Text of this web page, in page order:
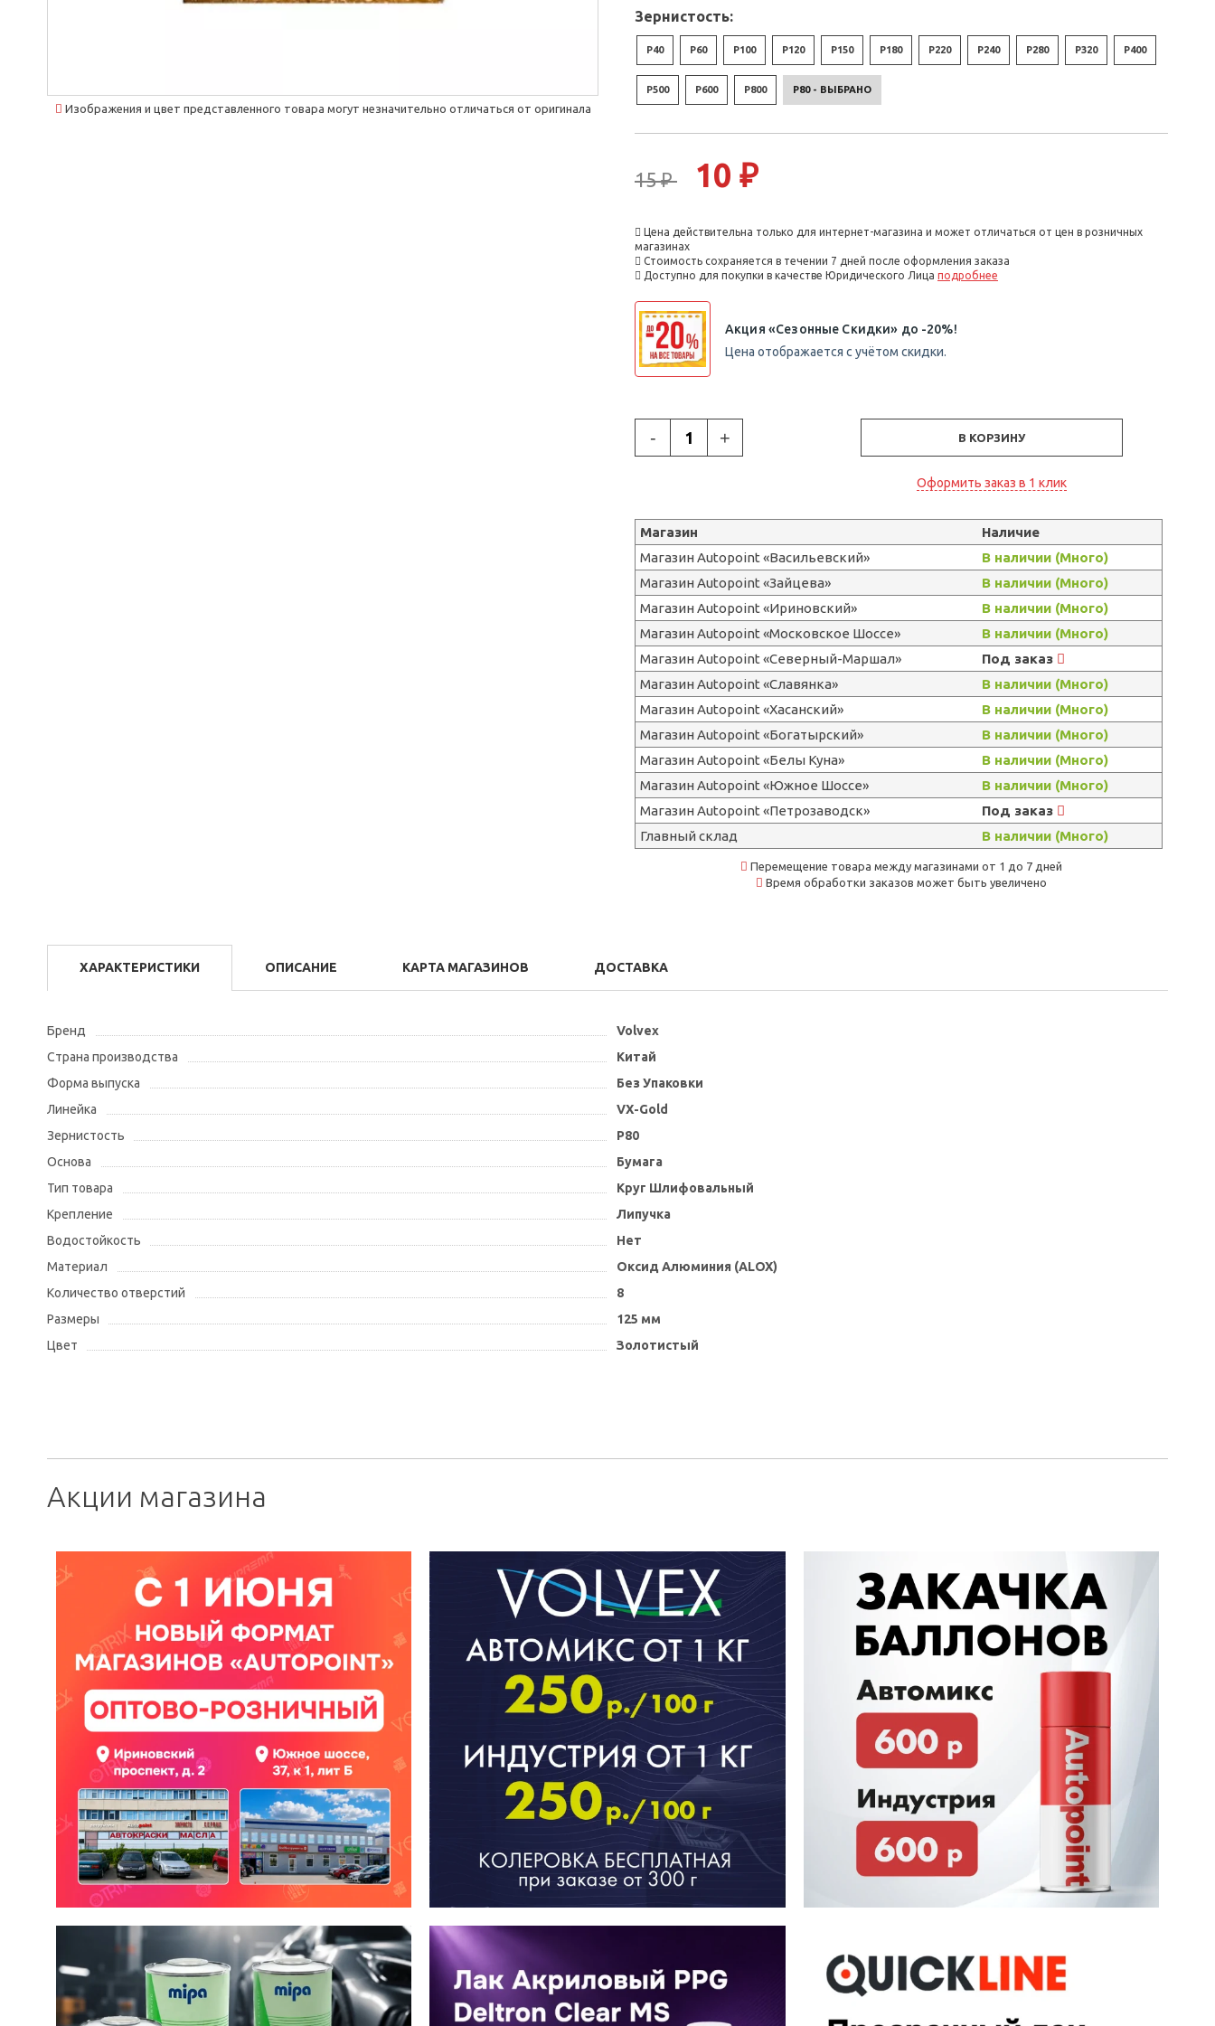
Изображения и цвет представленного товара могут незначительно отличаться от оригинала
Зернистость:
P40 P60 P100 P120 P150 P180 P220 P240 P280 P320 P400
P500 P600 P800 P80 - ВЫБРАНО
15 ₽ 10 ₽
Цена действительна только для интернет-магазина и может отличаться от цен в розничных
магазинах
Стоимость сохраняется в течении 7 дней после оформления заказа
Доступно для покупки в качестве Юридического Лица подробнее
Акция «Сезонные Скидки» до -20%!
Цена отображается с учётом скидки.
- + В КОРЗИНУ
Оформить заказ в 1 клик
Магазин
Наличие
Магазин Autopoint «Васильевский»
В наличии (Много)
Магазин Autopoint «Зайцева»
В наличии (Много)
Магазин Autopoint «Ириновский»
В наличии (Много)
Магазин Autopoint «Московское Шоссе»
В наличии (Много)
Магазин Autopoint «Северный-Маршал»
Под заказ
Магазин Autopoint «Славянка»
В наличии (Много)
Магазин Autopoint «Хасанский»
В наличии (Много)
Магазин Autopoint «Богатырский»
В наличии (Много)
Магазин Autopoint «Белы Куна»
В наличии (Много)
Магазин Autopoint «Южное Шоссе»
В наличии (Много)
Магазин Autopoint «Петрозаводск»
Под заказ
Главный склад
В наличии (Много)
Перемещение товара между магазинами от 1 до 7 дней
Время обработки заказов может быть увеличено
ХАРАКТЕРИСТИКИ ОПИСАНИЕ КАРТА МАГАЗИНОВ ДОСТАВКА
Бренд
Volvex
Страна производства
Китай
Форма выпуска
Без Упаковки
Линейка
VX-Gold
Зернистость
P80
Основа
Бумага
Тип товара
Круг Шлифовальный
Крепление
Липучка
Водостойкость
Нет
Материал
Оксид Алюминия (ALOX)
Количество отверстий
8
Размеры
125 мм
Цвет
Золотистый
Акции магазина